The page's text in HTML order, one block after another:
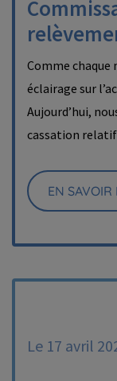
Comme chaque
éclairage sur
Aujourd’hui,
cassation
EN SAVOIR
Le 17 avril